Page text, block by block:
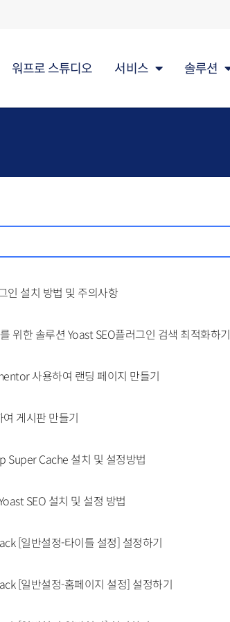
워프로 스튜디오 서비스 솔루션
인 설치 방법 및 주의사항
위한 솔루션 Yoast SEO플러그인 검색 최적화하기
사용하여 랜딩 페이지 만들기
게시판 만들기
Super Cache 설치 및 설정방법
SEO 설치 및 설정 방법
[일반설정-타이틀 설정] 설정하기
[일반설정-홈페이지 설정] 설정하기